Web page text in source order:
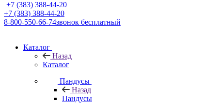
+7 (383) 388-44-20
+7 (383) 388-44-20
8-800-550-66-74звонок бесплатный
Каталог
Назад
Каталог
Пандусы
Назад
Пандусы